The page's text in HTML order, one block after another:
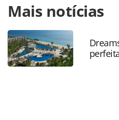
https://
na-alemanha-estao-182-
2023_197023.html ou as
Todo o conteúdo produzido
protegido pela legislação
Não reproduza o conteúdo
Mais notícias